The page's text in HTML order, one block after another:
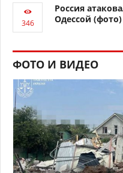
Россия
Одессой (фото)
ФОТО И ВИДЕО